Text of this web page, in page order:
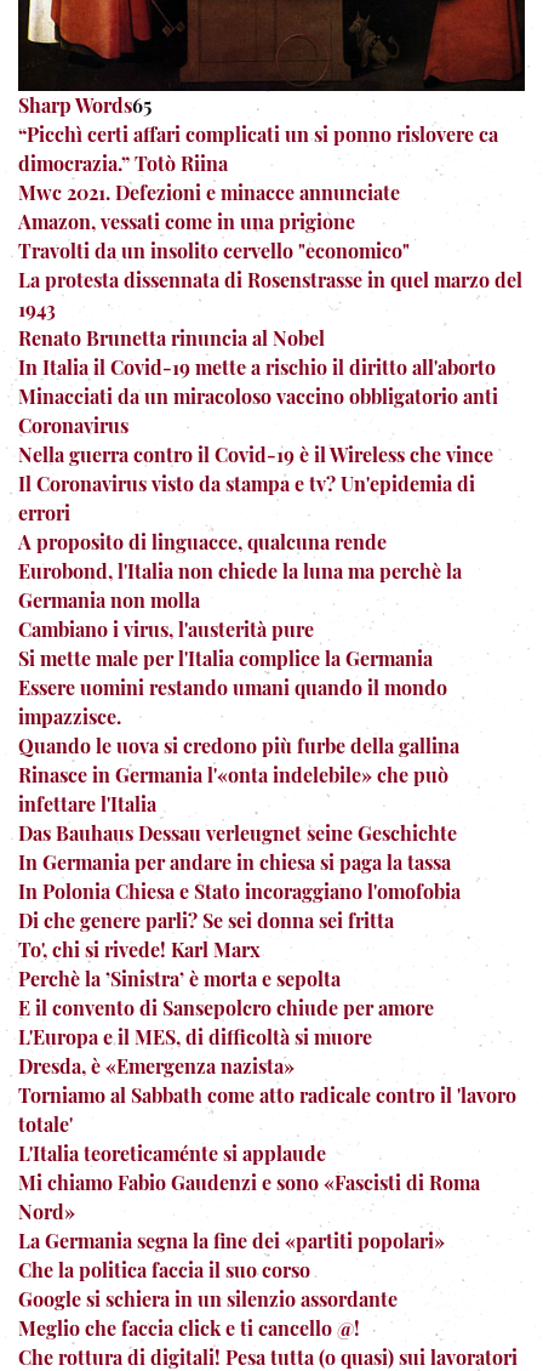
Sharp Words65
“Picchì certi affari complicati un si ponno rislovere ca
dimocrazia.” Totò Riina
Mwc 2021. Defezioni e minacce annunciate
Amazon, vessati come in una prigione
Travolti da un insolito cervello "economico"
La protesta dissennata di Rosenstrasse in quel marzo del
1943
Renato Brunetta rinuncia al Nobel
In Italia il Covid-19 mette a rischio il diritto all'aborto
Minacciati da un miracoloso vaccino obbligatorio anti
Coronavirus
Nella guerra contro il Covid-19 è il Wireless che vince
Il Coronavirus visto da stampa e tv? Un'epidemia di
errori
A proposito di linguacce, qualcuna rende
Eurobond, l'Italia non chiede la luna ma perchè la
Germania non molla
Cambiano i virus, l'austerità pure
Si mette male per l'Italia complice la Germania
Essere uomini restando umani quando il mondo
impazzisce.
Quando le uova si credono più furbe della gallina
Rinasce in Germania l'«onta indelebile» che può
infettare l'Italia
Das Bauhaus Dessau verleugnet seine Geschichte
In Germania per andare in chiesa si paga la tassa
In Polonia Chiesa e Stato incoraggiano l'omofobia
Di che genere parli? Se sei donna sei fritta
To', chi si rivede! Karl Marx
Perchè la ’Sinistra’ è morta e sepolta
E il convento di Sansepolcro chiude per amore
L'Europa e il MES, di difficoltà si muore
Dresda, è «Emergenza nazista»
Torniamo al Sabbath come atto radicale contro il 'lavoro
totale'
L'Italia teoreticaménte si applaude
Mi chiamo Fabio Gaudenzi e sono «Fascisti di Roma
Nord»
La Germania segna la fine dei «partiti popolari»
Che la politica faccia il suo corso
Google si schiera in un silenzio assordante
Meglio che faccia click e ti cancello @!
Che rottura di digitali! Pesa tutta (o quasi) sui lavoratori